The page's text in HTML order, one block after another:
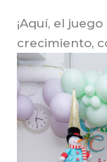
¡Aquí, el
crecimiento,